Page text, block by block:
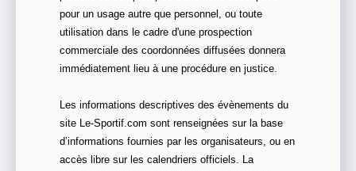
pour un usage autre que personnel, ou toute
utilisation dans le cadre d'une prospection
commerciale des coordonnées diffusées donnera
immédiatement lieu à une procédure en justice.
Les informations descriptives des évènements du
site Le-Sportif.com sont renseignées sur la base
d’informations fournies par les organisateurs, ou en
accès libre sur les calendriers officiels. La